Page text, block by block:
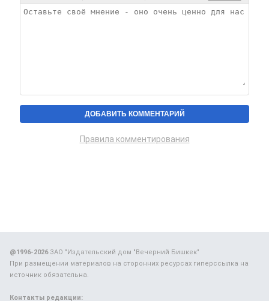
Правила комментирования
@1996-2026ЗАО "Издательский дом "Вечерний Бишкек"
При размещении материалов на сторонних ресурсах гиперссылка на
источник обязательна.
Контакты редакции: